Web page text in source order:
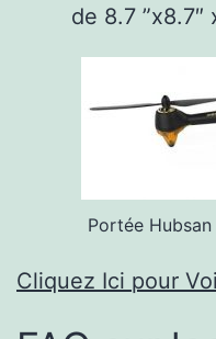
de 8.7 ”x8.7″
Portée
Cliquez Ici pour